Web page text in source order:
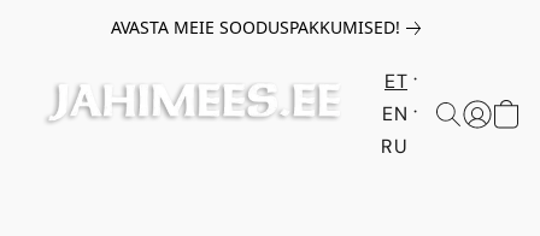
AVASTA MEIE SOODUSPAKKUMISED!
ET
EN
RU